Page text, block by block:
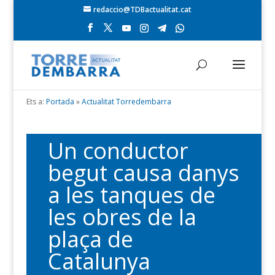
redaccio@TDBactualitat.cat
Ets a: Portada »Actualitat Torredembarra
Un conductor
begut causa danys
a les tanques de
les obres de la
plaça de
Catalunya